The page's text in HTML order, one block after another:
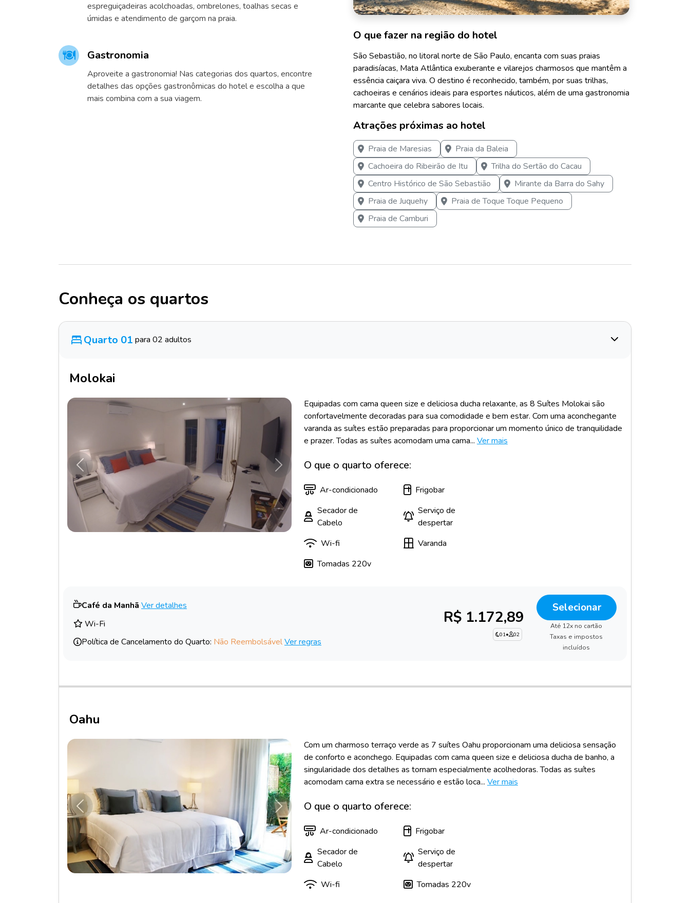
espreguiçadeiras acolchoadas, ombrelones, toalhas secas e
úmidas e atendimento de garçom na praia.
Gastronomia
Aproveite a gastronomia! Nas categorias dos quartos, encontre
detalhes das opções gastronômicas do hotel e escolha a que
mais combina com a sua viagem.
O que fazer na região do hotel
São Sebastião, no litoral norte de São Paulo, encanta com suas praias
paradisíacas, Mata Atlântica exuberante e vilarejos charmosos que mantêm a
essência caiçara viva. O destino é reconhecido, também, por suas trilhas,
cachoeiras e cenários ideais para esportes náuticos, além de uma gastronomia
marcante que celebra sabores locais.
Atrações próximas ao hotel
Praia de Maresias
Praia da Baleia
Cachoeira do Ribeirão de Itu
Trilha do Sertão do Cacau
Centro Histórico de São Sebastião
Mirante da Barra do Sahy
Praia de Juquehy
Praia de Toque Toque Pequeno
Praia de Camburi
Conheça os quartos
Quarto 01 para 02 adultos
Molokai
Anterior Próximo
Equipadas com cama queen size e deliciosa ducha relaxante, as 8 Suítes Molokai são
confortavelmente decoradas para sua comodidade e bem estar. Com uma aconchegante
varanda as suítes estão preparadas para proporcionar um momento único de tranquilidade
e prazer. Todas as suítes acomodam uma cama... Ver mais
O que o quarto oferece:
Ar-condicionado
Frigobar
Secador de
Cabelo
Serviço de
despertar
Wi-fi
Varanda
Tomadas 220v
Café da Manhã Ver detalhes
Wi-Fi
Política de Cancelamento do Quarto: Não ReembolsávelVer regras
R$ 1.172,89
01• 02
Selecionar
Até 12x no cartão
Taxas e impostos
incluídos
Oahu
Anterior Próximo
Com um charmoso terraço verde as 7 suítes Oahu proporcionam uma deliciosa sensação
de conforto e aconchego. Equipadas com cama queen size e deliciosa ducha de banho, a
singularidade dos detalhes as tornam especialmente acolhedoras. Todas as suítes
acomodam cama extra se necessário e estão loca... Ver mais
O que o quarto oferece:
Ar-condicionado
Frigobar
Secador de
Cabelo
Serviço de
despertar
Wi-fi
Tomadas 220v